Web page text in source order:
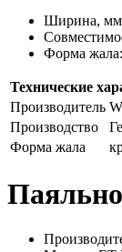
Ширина,
Форма жала:
Технические
Производитель
Производство
Форма жала